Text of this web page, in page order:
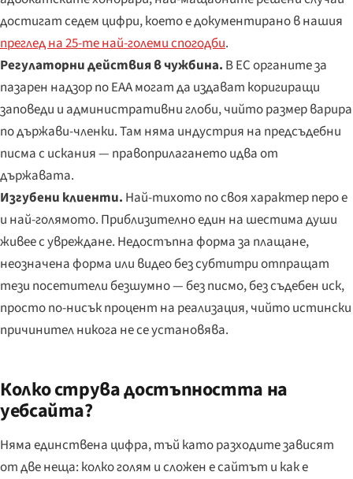
достигат седем цифри, което е документирано в нашия
преглед на 25-те най-големи спогодби.
Регулаторни действия в чужбина. В ЕС органите за
пазарен надзор по EAA могат да издават коригиращи
заповеди и административни глоби, чийто размер варира
по държави-членки. Там няма индустрия на предсъдебни
писма с искания — правоприлагането идва от
държавата.
Изгубени клиенти. Най-тихото по своя характер перо е
и най-голямото. Приблизително един на шестима души
живее с увреждане. Недостъпна форма за плащане,
неозначена форма или видео без субтитри отпращат
тези посетители безшумно — без писмо, без съдебен иск,
просто по-нисък процент на реализация, чийто истински
причинител никога не се установява.
Колко струва достъпността на
уебсайта?
Няма единствена цифра, тъй като разходите зависят
от две неща: колко голям и сложен е сайтът и как е